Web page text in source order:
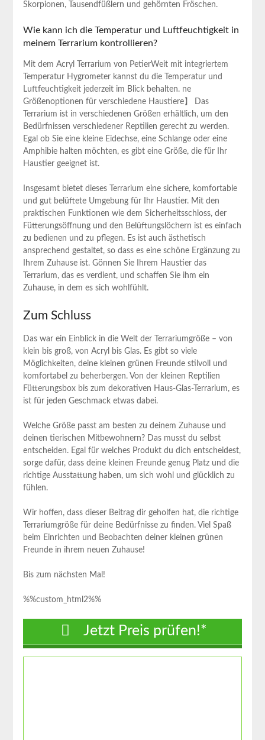
Skorpionen, Tausendfüßlern und gehörnten Fröschen.
Wie kann ich die Temperatur und Luftfeuchtigkeit in
⁤meinem Terrarium kontrollieren?
Mit dem Acryl Terrarium von PetierWeit⁤ mit integriertem
Temperatur Hygrometer kannst du die Temperatur und
Luftfeuchtigkeit ⁤jederzeit im Blick‌ behalten. ne
Größenoptionen für verschiedene Haustiere】 Das
Terrarium ist in verschiedenen Größen‌ erhältlich, um den
Bedürfnissen verschiedener ​Reptilien gerecht zu​ werden.
Egal ob Sie eine kleine Eidechse,‌ eine Schlange oder eine⁤
Amphibie ​halten möchten, ⁢es gibt eine Größe, die für Ihr
Haustier geeignet ist.
Insgesamt bietet dieses Terrarium eine sichere, komfortable
und gut ‍belüftete Umgebung für‌ Ihr Haustier. Mit ‌den⁢
praktischen Funktionen wie dem Sicherheitsschloss, der
Fütterungsöffnung und den Belüftungslöchern⁢ ist es‍ einfach
zu bedienen und zu pflegen. Es ist auch ästhetisch
ansprechend gestaltet, so dass es eine schöne Ergänzung​ zu
Ihrem​ Zuhause ist. ‍Gönnen‍ Sie⁢ Ihrem⁣ Haustier das
Terrarium, das es ⁢verdient,‍ und schaffen Sie ​ihm ein
Zuhause, in dem ‌es​ sich wohlfühlt. ⁢
Zum Schluss
Das war ein Einblick in die Welt⁢ der Terrariumgröße – von‍
klein bis groß, von Acryl bis Glas. Es‌ gibt so ‌viele
Möglichkeiten, deine kleinen‍ grünen Freunde stilvoll und
komfortabel zu beherbergen. Von der kleinen ⁢Reptilien
Fütterungsbox bis zum dekorativen⁢ Haus-Glas-Terrarium, es
ist⁤ für jeden Geschmack etwas dabei.
Welche Größe​ passt‌ am besten zu deinem ⁤Zuhause und
deinen ‍tierischen Mitbewohnern? Das musst du selbst⁤
entscheiden. ⁢Egal für welches Produkt⁣ du dich entscheidest,
sorge dafür, dass deine‌ kleinen Freunde genug Platz und die
⁢richtige Ausstattung haben, um sich wohl⁤ und glücklich zu
fühlen.
Wir hoffen, dass dieser Beitrag dir geholfen hat, die‍ richtige
Terrariumgröße für‌ deine Bedürfnisse zu finden.‌ Viel Spaß⁤
beim Einrichten und⁣ Beobachten deiner ⁢kleinen⁣ grünen
Freunde in ihrem neuen Zuhause!
Bis⁣ zum nächsten Mal!
%%custom_html2%%
Jetzt Preis prüfen!*